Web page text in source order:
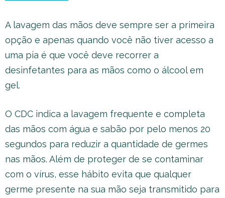
A lavagem das mãos deve sempre ser a primeira
opção e apenas quando você não tiver acesso a
uma pia é que você deve recorrer a
desinfetantes para as mãos como o álcool em
gel.
O CDC indica a lavagem frequente e completa
das mãos com água e sabão por pelo menos 20
segundos para reduzir a quantidade de germes
nas mãos. Além de proteger de se contaminar
com o vírus, esse hábito evita que qualquer
germe presente na sua mão seja transmitido para